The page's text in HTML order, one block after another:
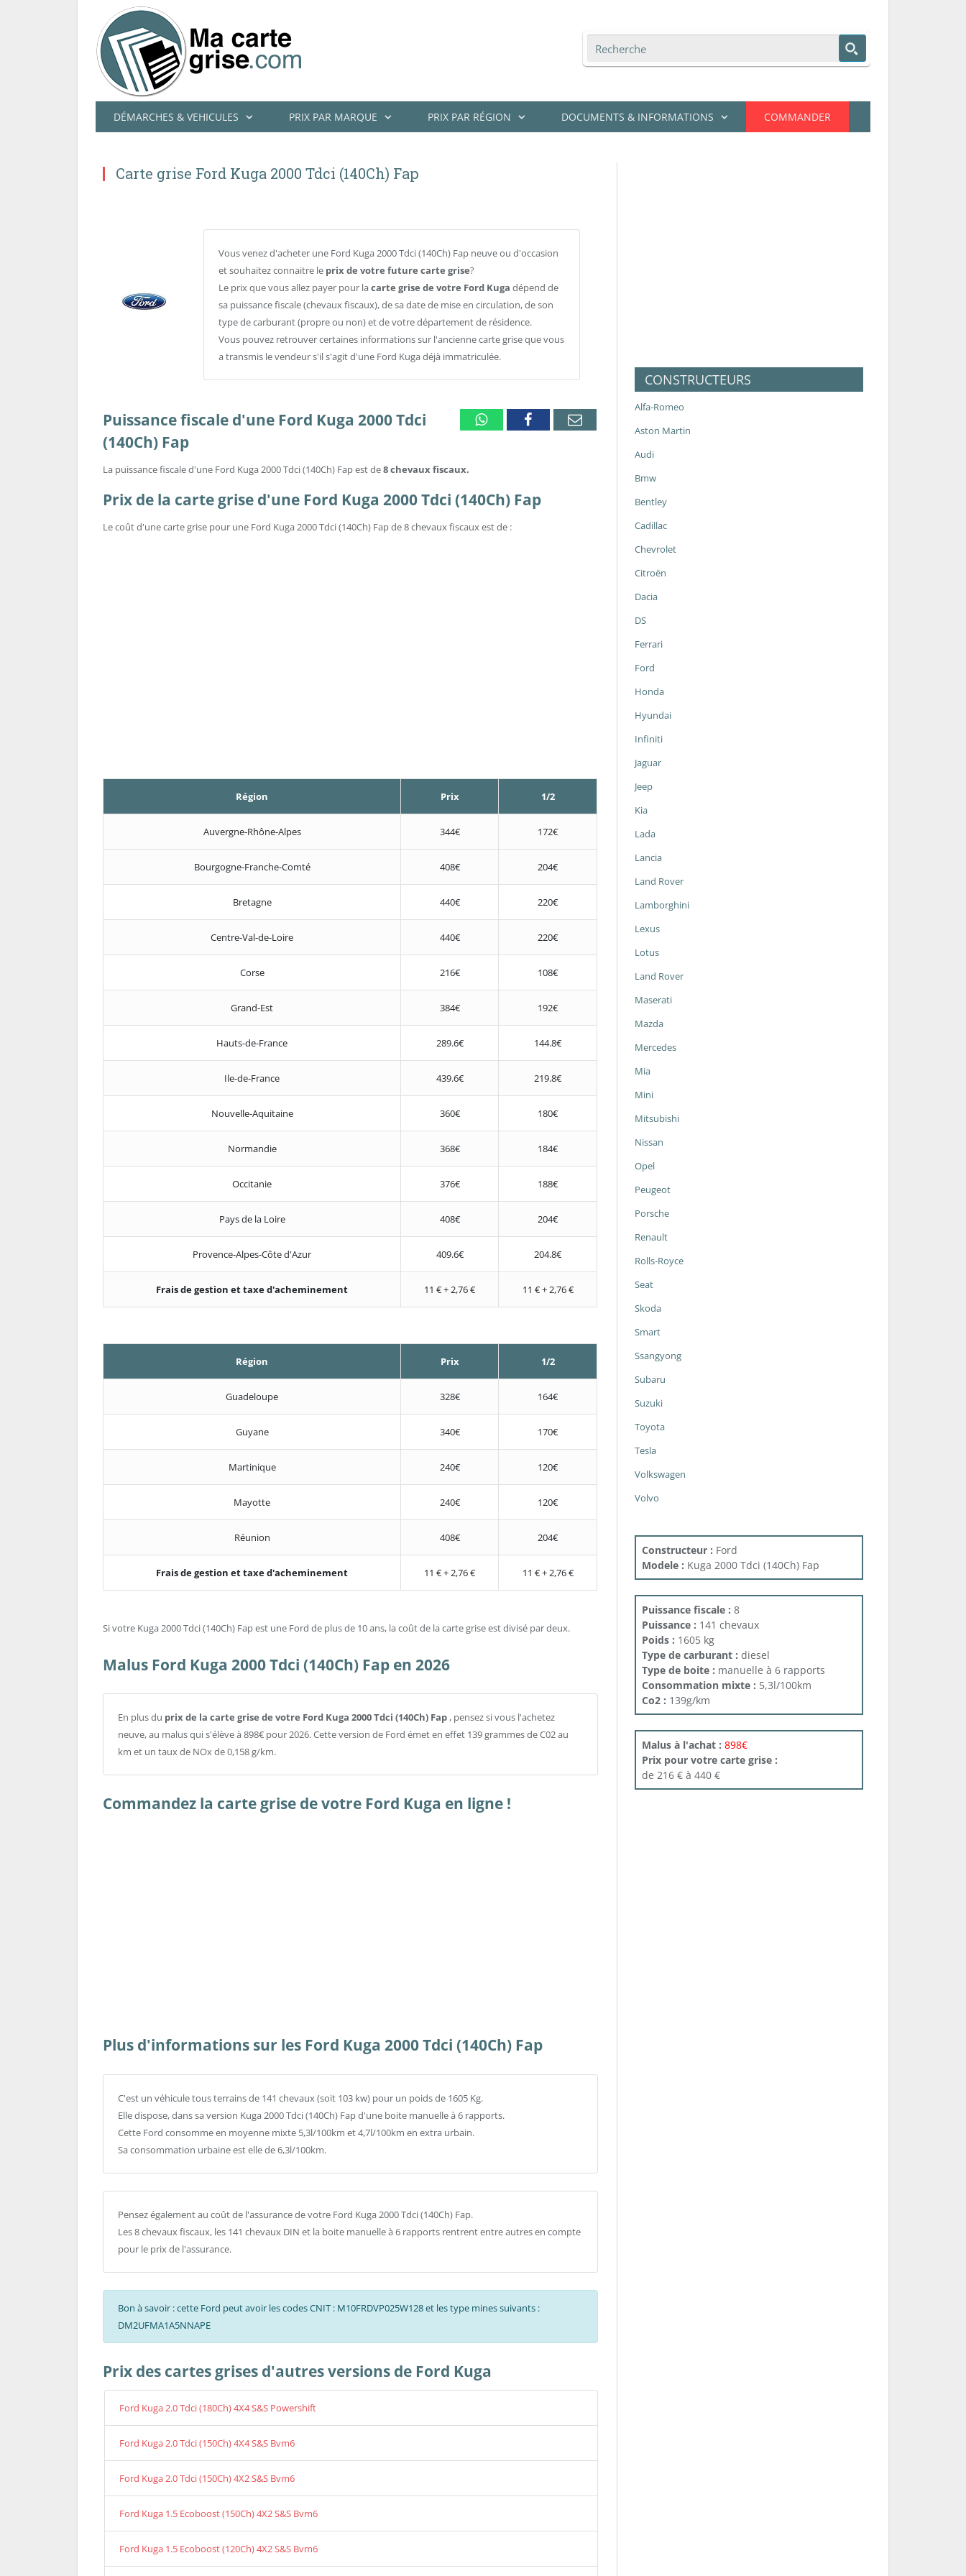
DÉMARCHES & VEHICULES PRIX PAR MARQUE PRIX PAR RÉGION DOCUMENTS & INFORMATIONS COMMANDER
Carte grise Ford Kuga 2000 Tdci (140Ch) Fap
Vous venez d'acheter une Ford Kuga 2000 Tdci (140Ch) Fap neuve ou d'occasion
et souhaitez connaitre le prix de votre future carte grise?
Le prix que vous allez payer pour lacarte grise de votre Ford Kuga dépend de
sa puissance fiscale (chevaux fiscaux), de sa date de mise en circulation, de son
type de carburant (propre ou non) et de votre département de résidence.
Vous pouvez retrouver certaines informations sur l'ancienne carte grise que vous
a transmis le vendeur s'il s'agit d'une Ford Kuga déjà immatriculée.
WhatsappFacebookEmail
Puissance fiscale d'une Ford Kuga 2000 Tdci
(140Ch) Fap
La puissance fiscale d'une Ford Kuga 2000 Tdci (140Ch) Fap est de8 chevaux fiscaux.
Prix de la carte grise d'une Ford Kuga 2000 Tdci (140Ch) Fap
Le coût d'une carte grise pour une Ford Kuga 2000 Tdci (140Ch) Fap de 8 chevaux fiscaux est de :
Région Prix 1/2
Auvergne-Rhône-Alpes 344€ 172€
Bourgogne-Franche-Comté 408€ 204€
Bretagne 440€ 220€
Centre-Val-de-Loire 440€ 220€
Corse 216€ 108€
Grand-Est 384€ 192€
Hauts-de-France 289.6€ 144.8€
Ile-de-France 439.6€ 219.8€
Nouvelle-Aquitaine 360€ 180€
Normandie 368€ 184€
Occitanie 376€ 188€
Pays de la Loire 408€ 204€
Provence-Alpes-Côte d'Azur 409.6€ 204.8€
Frais de gestion et taxe d'acheminement 11 € + 2,76 € 11 € + 2,76 €
Région Prix 1/2
Guadeloupe 328€ 164€
Guyane 340€ 170€
Martinique 240€ 120€
Mayotte 240€ 120€
Réunion 408€ 204€
Frais de gestion et taxe d'acheminement 11 € + 2,76 € 11 € + 2,76 €
Si votre Kuga 2000 Tdci (140Ch) Fap est une Ford de plus de 10 ans, la coût de la carte grise est divisé par deux.
Malus Ford Kuga 2000 Tdci (140Ch) Fap en 2026
En plus du prix de la carte grise de votre Ford Kuga 2000 Tdci (140Ch) Fap , pensez si vous l'achetez
neuve, au malus qui s'élève à 898€ pour 2026. Cette version de Ford émet en effet 139 grammes de C02 au
km et un taux de NOx de 0,158 g/km.
Commandez la carte grise de votre Ford Kuga en ligne !
Plus d'informations sur les Ford Kuga 2000 Tdci (140Ch) Fap
C'est un véhicule tous terrains de 141 chevaux (soit 103 kw) pour un poids de 1605 Kg.
Elle dispose, dans sa version Kuga 2000 Tdci (140Ch) Fap d'une boite manuelle à 6 rapports.
Cette Ford consomme en moyenne mixte 5,3l/100km et 4,7l/100km en extra urbain.
Sa consommation urbaine est elle de 6,3l/100km.
Pensez également au coût de l'assurance de votre Ford Kuga 2000 Tdci (140Ch) Fap.
Les 8 chevaux fiscaux, les 141 chevaux DIN et la boite manuelle à 6 rapports rentrent entre autres en compte
pour le prix de l'assurance.
Bon à savoir : cette Ford peut avoir les codes CNIT : M10FRDVP025W128 et les type mines suivants :
DM2UFMA1A5NNAPE
Prix des cartes grises d'autres versions de Ford Kuga
Ford Kuga 2.0 Tdci (180Ch) 4X4 S&S Powershift
Ford Kuga 2.0 Tdci (150Ch) 4X4 S&S Bvm6
Ford Kuga 2.0 Tdci (150Ch) 4X2 S&S Bvm6
Ford Kuga 1.5 Ecoboost (150Ch) 4X2 S&S Bvm6
Ford Kuga 1.5 Ecoboost (120Ch) 4X2 S&S Bvm6
CONSTRUCTEURS
Alfa-Romeo
Aston Martin
Audi
Bmw
Bentley
Cadillac
Chevrolet
Citroën
Dacia
DS
Ferrari
Ford
Honda
Hyundai
Infiniti
Jaguar
Jeep
Kia
Lada
Lancia
Land Rover
Lamborghini
Lexus
Lotus
Land Rover
Maserati
Mazda
Mercedes
Mia
Mini
Mitsubishi
Nissan
Opel
Peugeot
Porsche
Renault
Rolls-Royce
Seat
Skoda
Smart
Ssangyong
Subaru
Suzuki
Toyota
Tesla
Volkswagen
Volvo
Constructeur : Ford
Modele : Kuga 2000 Tdci (140Ch) Fap
Puissance fiscale : 8
Puissance : 141 chevaux
Poids : 1605 kg
Type de carburant : diesel
Type de boite : manuelle à 6 rapports
Consommation mixte : 5,3l/100km
Co2 : 139g/km
Malus à l'achat : 898€
Prix pour votre carte grise :
de 216 € à 440 €